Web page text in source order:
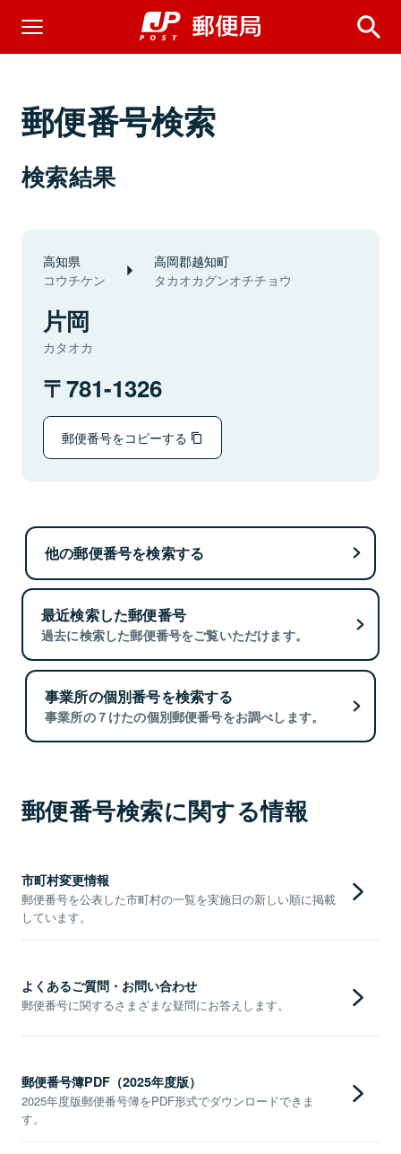
郵便番号検索
検索結果
高知県
コウチケン
高岡郡越知町
タカオカグンオチチョウ
片岡
カタオカ
781-1326
郵便番号をコピーする
他の郵便番号を検索する
最近検索した郵便番号
過去に検索した郵便番号をご覧いただけます。
事業所の個別番号を検索する
事業所の７けたの個別郵便番号をお調べします。
郵便番号検索に関する情報
市町村変更情報
郵便番号を公表した市町村の一覧を実施日の新しい順に掲載
しています。
よくあるご質問・お問い合わせ
郵便番号に関するさまざまな疑問にお答えします。
郵便番号簿PDF（2025年度版）
2025年度版郵便番号簿をPDF形式でダウンロードできま
す。